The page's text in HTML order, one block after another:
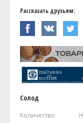
Рассказать друзьям:
Солод
Количество: